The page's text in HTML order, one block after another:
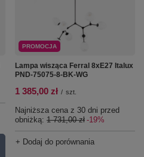
PROMOCJA
Lampa wisząca Ferral 8xE27 Italux
PND-75075-8-BK-WG
1 385,00 zł / szt.
Najniższa cena z 30 dni przed
obniżką: 1 731,00 zł -19%
+ Dodaj do porównania